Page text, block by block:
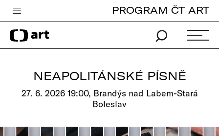
Česká televize
Zpravodajství
Pro děti
PROGRAM ČT ART
NEAPOLITÁNSKÉ PÍSNĚ
27. 6. 2026 19:00, Brandýs nad Labem-Stará
Boleslav